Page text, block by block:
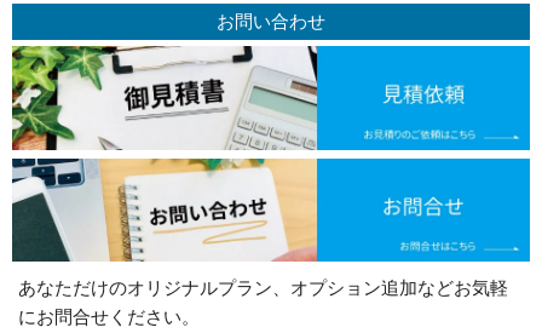
お問い合わせ
あなただけのオリジナルプラン、オプション追加などお気軽
にお問合せください。